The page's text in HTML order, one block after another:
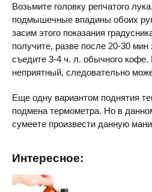
Возьмите головку репчатого
подмышечные впадины обоих
засим этого показания
получите, разве после 20-30
съедите 3-4 ч. л. обычного кофе.
неприятный, следовательно
Еще одну вариантом поднятия
подмена термометра. Но в
сумеете произвести данную
Интересное: